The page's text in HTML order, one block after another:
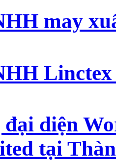
may
Linctex
diện
tại